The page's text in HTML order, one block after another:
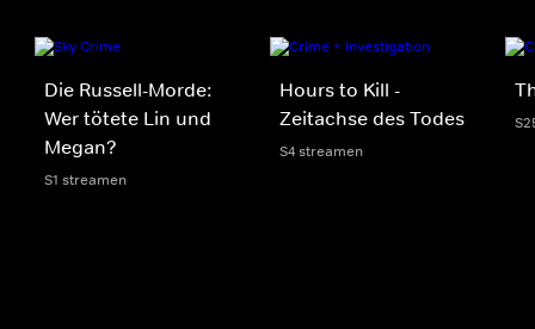
Die Russell-Morde:
Wer tötete Lin und
Megan?
S1 streamen
Hours to Kill -
Zeitachse des Todes
S4 streamen